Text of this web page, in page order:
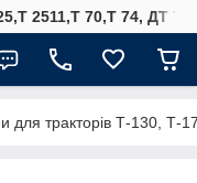
2511,Т 70,Т 74, ДТ
для тракторів Т-130, Т-